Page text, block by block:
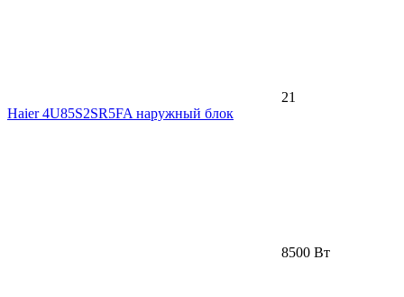
21
Haier 4U85S2SR5FA наружный блок
8500 Вт